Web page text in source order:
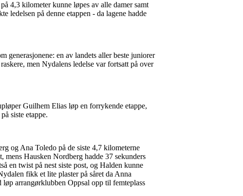
4,3 kilometer kunne løpes av alle damer samt
ledelsen på denne etappen - da lagene hadde
generasjonene: en av landets aller beste juniorer
men Nydalens ledelse var fortsatt på over
Guilhem Elias løp en forrykende etappe,
siste etappe.
og Ana Toledo på de siste 4,7 kilometerne
Hausken Nordberg hadde 37 sekunders
en twist på nest siste post, og Halden kunne
fikk et lite plaster på såret da Anna
arrangørklubben Oppsal opp til femteplass